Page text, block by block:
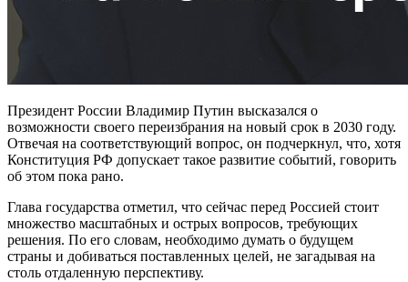
Президент России Владимир Путин высказался о
возможности своего переизбрания на новый срок в 2030 году.
Отвечая на соответствующий вопрос, он подчеркнул, что, хотя
Конституция РФ допускает такое развитие событий, говорить
об этом пока рано.
Глава государства отметил, что сейчас перед Россией стоит
множество масштабных и острых вопросов, требующих
решения. По его словам, необходимо думать о будущем
страны и добиваться поставленных целей, не загадывая на
столь отдаленную перспективу.